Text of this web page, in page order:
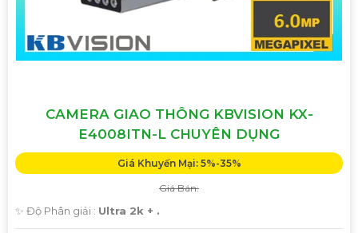
CAMERA GIAO THÔNG KBVISION KX-
E4008ITN-L CHUYÊN DỤNG
Giá Khuyến Mại: 5%-35%
Giá Bán:
✨ Độ Phân giải : Ultra 2k + .